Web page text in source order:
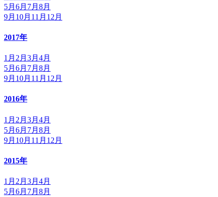
5月 6月 7月 8月
9月 10月 11月 12月
2017年
1月 2月 3月 4月
5月 6月 7月 8月
9月 10月 11月 12月
2016年
1月 2月 3月 4月
5月 6月 7月 8月
9月 10月 11月 12月
2015年
1月 2月 3月 4月
5月 6月 7月 8月